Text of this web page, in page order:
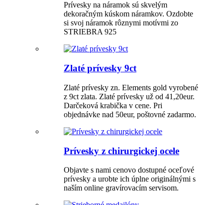
Prívesky na náramok sú skvelým
dekoračným kúskom náramkov. Ozdobte
si svoj náramok rôznymi motívmi zo
STRIEBRA 925
Zlaté prívesky 9ct
Zlaté prívesky zn. Elements gold vyrobené
z 9ct zlata. Zlaté prívesky už od 41,20eur.
Darčeková krabička v cene. Pri
objednávke nad 50eur, poštovné zadarmo.
Prívesky z chirurgickej ocele
Objavte s nami cenovo dostupné oceľové
prívesky a urobte ich úplne originálnými s
naším online gravírovacím servisom.